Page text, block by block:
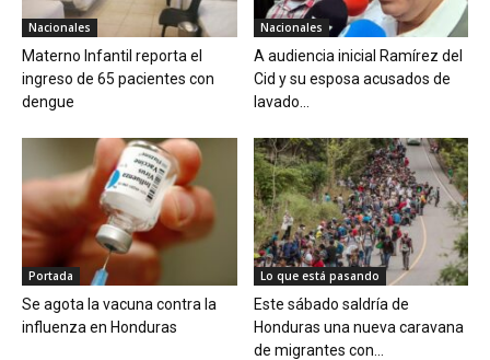
Nacionales
Materno Infantil reporta el
ingreso de 65 pacientes con
dengue
Nacionales
A audiencia inicial Ramírez del
Cid y su esposa acusados de
lavado...
Portada
Se agota la vacuna contra la
influenza en Honduras
Lo que está pasando
Este sábado saldría de
Honduras una nueva caravana
de migrantes con...